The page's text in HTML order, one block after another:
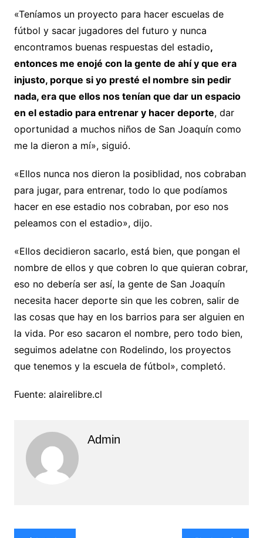
«Teníamos un proyecto para hacer escuelas de
fútbol y sacar jugadores del futuro y nunca
encontramos buenas respuestas del estadio,
entonces me enojé con la gente de ahí y que era
injusto, porque si yo presté el nombre sin pedir
nada, era que ellos nos tenían que dar un espacio
en el estadio para entrenar y hacer deporte, dar
oportunidad a muchos niños de San Joaquín como
me la dieron a mí», siguió.
«Ellos nunca nos dieron la posiblidad, nos cobraban
para jugar, para entrenar, todo lo que podíamos
hacer en ese estadio nos cobraban, por eso nos
peleamos con el estadio», dijo.
«Ellos decidieron sacarlo, está bien, que pongan el
nombre de ellos y que cobren lo que quieran cobrar,
eso no debería ser así, la gente de San Joaquín
necesita hacer deporte sin que les cobren, salir de
las cosas que hay en los barrios para ser alguien en
la vida. Por eso sacaron el nombre, pero todo bien,
seguimos adelatne con Rodelindo, los proyectos
que tenemos y la escuela de fútbol», completó.
Fuente: alairelibre.cl
Admin